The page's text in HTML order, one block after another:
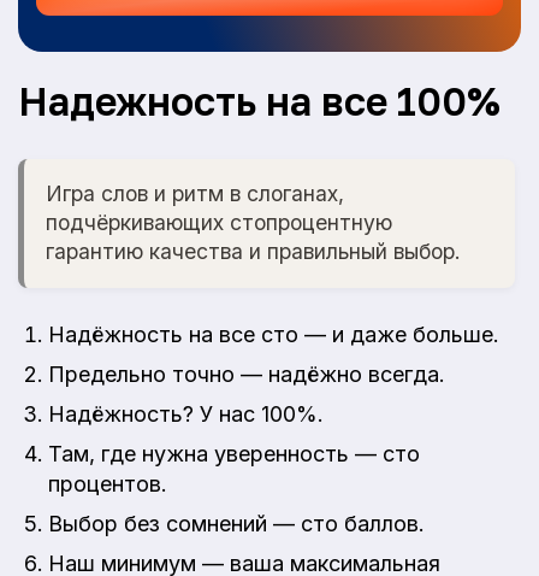
Надежность на все 100%
Игра слов и ритм в слоганах,
подчёркивающих стопроцентную
гарантию качества и правильный выбор.
Надёжность на все сто — и даже больше.
Предельно точно — надёжно всегда.
Надёжность? У нас 100%.
Там, где нужна уверенность — сто
процентов.
Выбор без сомнений — сто баллов.
Наш минимум — ваша максимальная